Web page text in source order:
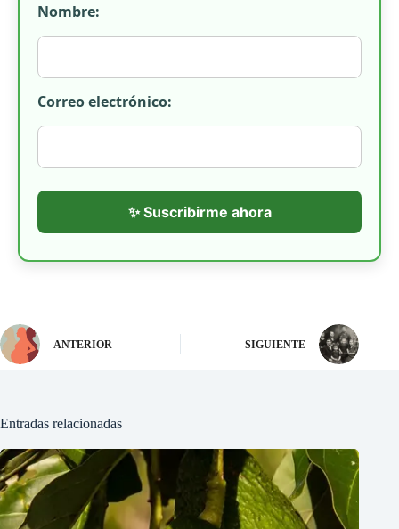
Nombre:
Correo electrónico:
✨ Suscribirme ahora
ANTERIOR SIGUIENTE
Entradas relacionadas